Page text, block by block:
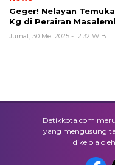
Geger! Nelayan
Kg di Perairan
Jumat, 30 Mei 2025 - 12:32 WIB
Detikkota.com
yang mengusung
dikelola